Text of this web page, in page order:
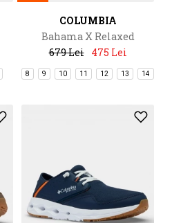
COLUMBIA
Bahama X Relaxed
679 Lei
475 Lei
8 9 10 11 12 13 14